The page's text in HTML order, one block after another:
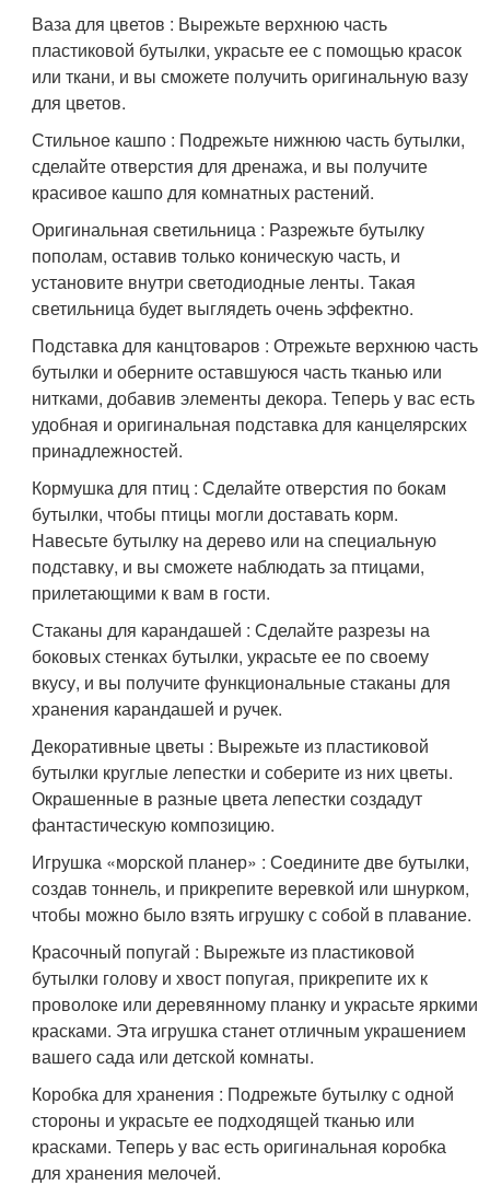
Ваза для цветов : Вырежьте верхнюю часть
пластиковой бутылки, украсьте ее с помощью красок
или ткани, и вы сможете получить оригинальную вазу
для цветов.
Стильное кашпо : Подрежьте нижнюю часть бутылки,
сделайте отверстия для дренажа, и вы получите
красивое кашпо для комнатных растений.
Оригинальная светильница : Разрежьте бутылку
пополам, оставив только коническую часть, и
установите внутри светодиодные ленты. Такая
светильница будет выглядеть очень эффектно.
Подставка для канцтоваров : Отрежьте верхнюю часть
бутылки и оберните оставшуюся часть тканью или
нитками, добавив элементы декора. Теперь у вас есть
удобная и оригинальная подставка для канцелярских
принадлежностей.
Кормушка для птиц : Сделайте отверстия по бокам
бутылки, чтобы птицы могли доставать корм.
Навесьте бутылку на дерево или на специальную
подставку, и вы сможете наблюдать за птицами,
прилетающими к вам в гости.
Стаканы для карандашей : Сделайте разрезы на
боковых стенках бутылки, украсьте ее по своему
вкусу, и вы получите функциональные стаканы для
хранения карандашей и ручек.
Декоративные цветы : Вырежьте из пластиковой
бутылки круглые лепестки и соберите из них цветы.
Окрашенные в разные цвета лепестки создадут
фантастическую композицию.
Игрушка «морской планер» : Соедините две бутылки,
создав тоннель, и прикрепите веревкой или шнурком,
чтобы можно было взять игрушку с собой в плавание.
Красочный попугай : Вырежьте из пластиковой
бутылки голову и хвост попугая, прикрепите их к
проволоке или деревянному планку и украсьте яркими
красками. Эта игрушка станет отличным украшением
вашего сада или детской комнаты.
Коробка для хранения : Подрежьте бутылку с одной
стороны и украсьте ее подходящей тканью или
красками. Теперь у вас есть оригинальная коробка
для хранения мелочей.